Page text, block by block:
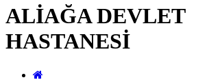
ALİAĞA DEVLET
HASTANESİ